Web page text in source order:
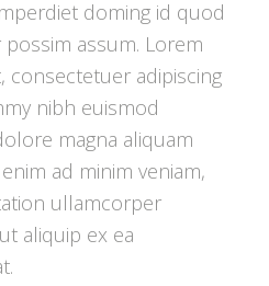
doming id quod
assum. Lorem
consectetuer adipiscing
nibh euismod
magna aliquam
ad minim veniam,
ullamcorper
aliquip ex ea